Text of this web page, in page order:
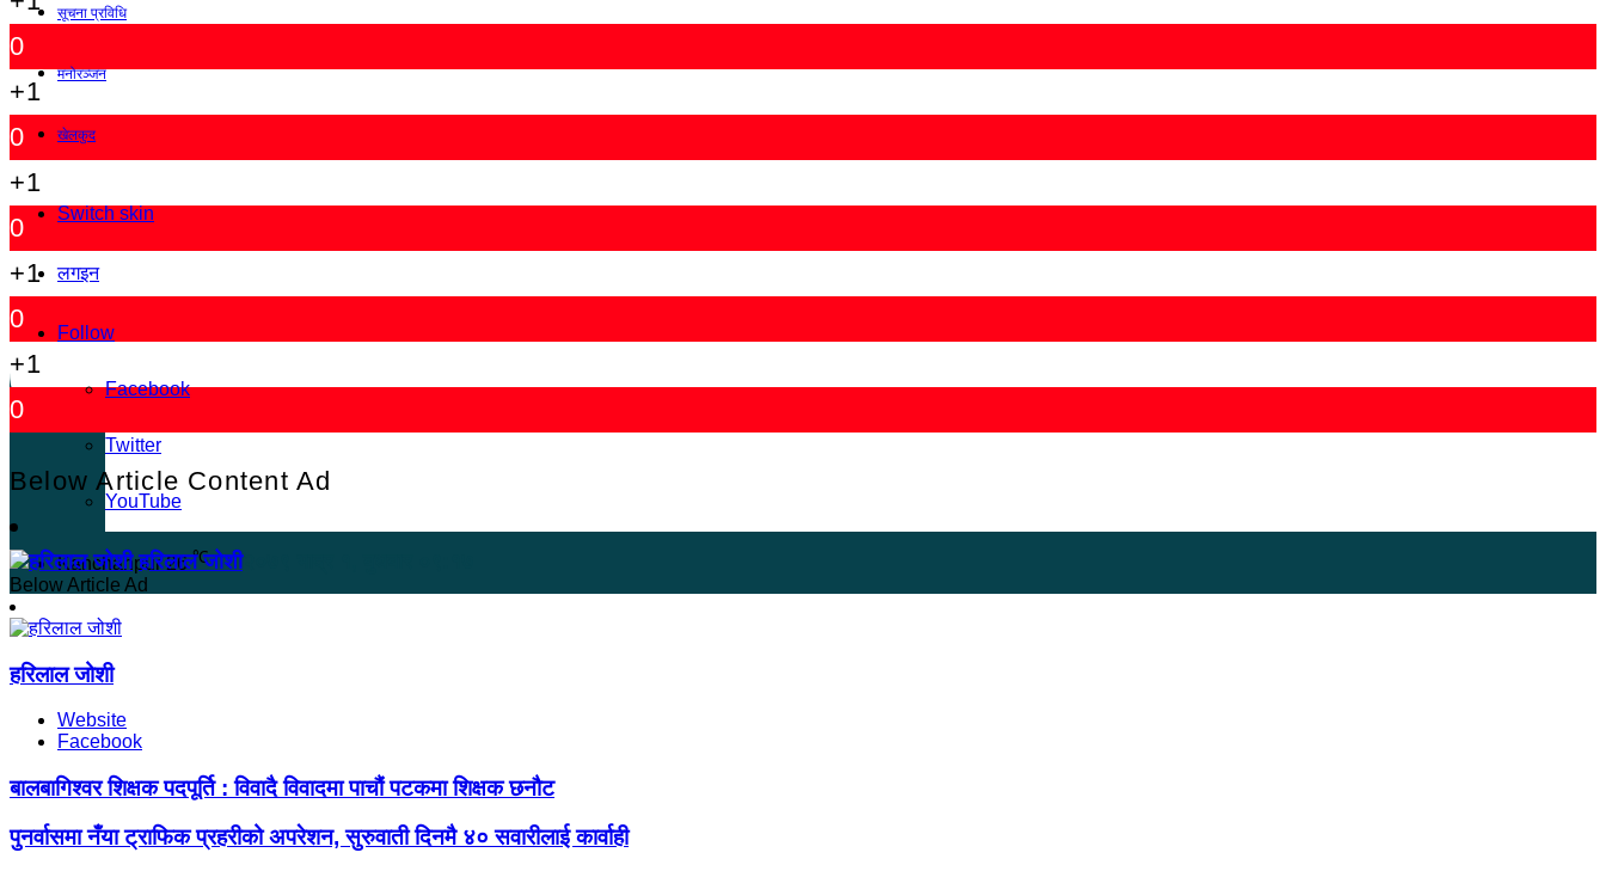
सूचना प्रविधि
मनोरञ्जन
खेलकुद
Switch skin
लगइन
Follow
Facebook
Twitter
YouTube
Kanchanpur 26℃
0
+1
0
+1
0
+1
0
+1
0
Below Article Content Ad
हरिलाल जोशी२०७९ भाद्र १, बुधबार ०९:१७
Below Article Ad
हरिलाल जोशी
Website
Facebook
बालबागिश्वर शिक्षक पदपूर्ति : विवादै विवादमा पाचौं पटकमा शिक्षक छनौट
पुनर्वासमा नँया ट्राफिक प्रहरीको अपरेशन, सुरुवाती दिनमै ४० सवारीलाई कार्वाही